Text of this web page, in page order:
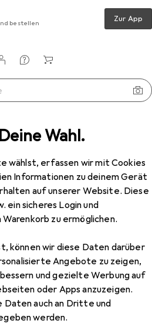
Wahl.
wählst, erfassen wir mit Cookies
Informationen zu deinem Gerät
auf unserer Website. Diese
ein sicheres Login und
zu ermöglichen.
können wir diese Daten darüber
Angebote zu zeigen,
und gezielte Werbung auf
oder Apps anzuzeigen.
Daten auch an Dritte und
werden.
bestellen Zur App
Litepeak Lady Pro GTX
Litepeak Lady Pro GTX
Litepeak
Zubehör zum Produkt Meindl
den Kategorien